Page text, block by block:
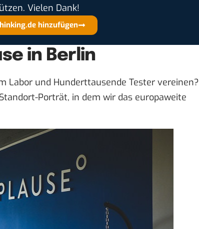
Vielen Dank!
hinzufügen
in Berlin
Labor und Hunderttausende Tester vereinen?
Porträt, in dem wir das europaweite